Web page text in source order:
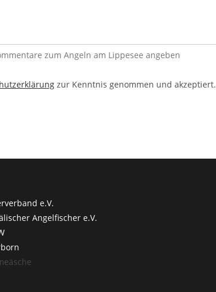
zum Angeln am Lippesee angeben
zur Kenntnis genommen und akzeptiert.
e.V.
Angelfischer e.V.